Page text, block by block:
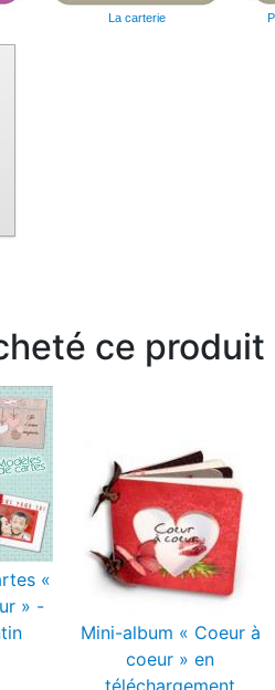
La carterie
ce
«
» -
Mini-album « Coeur à
coeur » en
téléchargement